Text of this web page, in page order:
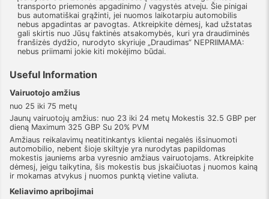
transporto priemonės apgadinimo / vagystės atveju. Šie pinigai
bus automatiškai grąžinti, jei nuomos laikotarpiu automobilis
nebus apgadintas ar pavogtas. Atkreipkite dėmesį, kad užstatas
gali skirtis nuo Jūsų faktinės atsakomybės, kuri yra draudiminės
franšizės dydžio, nurodyto skyriuje „Draudimas“ NEPRIIMAMA:
nebus priimami jokie kiti mokėjimo būdai.
Useful Information
Vairuotojo amžius
nuo 25 iki 75 metų
Jaunų vairuotojų amžius: nuo 23 iki 24 metų Mokestis 32.5 GBP per
dieną Maximum 325 GBP Su 20% PVM
Amžiaus reikalavimų neatitinkantys klientai negalės išsinuomoti
automobilio, nebent šioje skiltyje yra nurodytas papildomas
mokestis jauniems arba vyresnio amžiaus vairuotojams. Atkreipkite
dėmesį, jeigu taikytina, šis mokestis bus įskaičiuotas į nuomos kainą
ir mokamas atvykus į nuomos punktą vietine valiuta.
Keliavimo apribojimai